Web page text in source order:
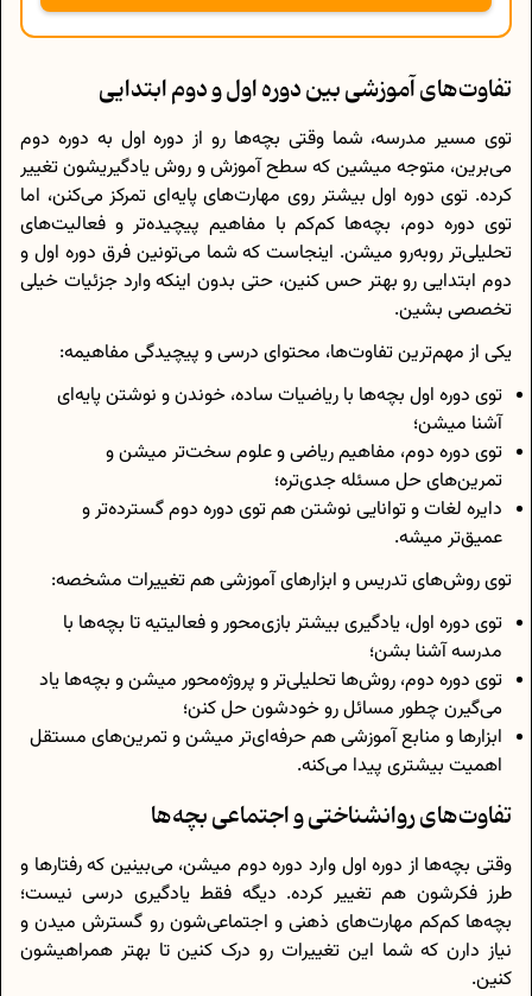
تفاوت‌های آموزشی بین دوره اول و دوم ابتدایی
توی مسیر مدرسه، شما وقتی بچه‌ها رو از دوره اول به دوره دوم
می‌برین، متوجه میشین که سطح آموزش و روش یادگیریشون تغییر
کرده. توی دوره اول بیشتر روی مهارت‌های پایه‌ای تمرکز می‌کنن، اما
توی دوره دوم، بچه‌ها کم‌کم با مفاهیم پیچیده‌تر و فعالیت‌های
تحلیلی‌تر روبه‌رو میشن. اینجاست که شما می‌تونین فرق دوره اول و
دوم ابتدایی رو بهتر حس کنین، حتی بدون اینکه وارد جزئیات خیلی
تخصصی بشین.
یکی از مهم‌ترین تفاوت‌ها، محتوای درسی و پیچیدگی مفاهیمه:
توی دوره اول بچه‌ها با ریاضیات ساده، خوندن و نوشتن پایه‌ای
آشنا میشن؛
توی دوره دوم، مفاهیم ریاضی و علوم سخت‌تر میشن و
تمرین‌های حل مسئله جدی‌تره؛
دایره لغات و توانایی نوشتن هم توی دوره دوم گسترده‌تر و
عمیق‌تر میشه.
توی روش‌های تدریس و ابزارهای آموزشی هم تغییرات مشخصه:
توی دوره اول، یادگیری بیشتر بازی‌محور و فعالیتیه تا بچه‌ها با
مدرسه آشنا بشن؛
توی دوره دوم، روش‌ها تحلیلی‌تر و پروژه‌محور میشن و بچه‌ها یاد
می‌گیرن چطور مسائل رو خودشون حل کنن؛
ابزارها و منابع آموزشی هم حرفه‌ای‌تر میشن و تمرین‌های مستقل
اهمیت بیشتری پیدا می‌کنه.
تفاوت‌های روانشناختی و اجتماعی بچه‌ها
وقتی بچه‌ها از دوره اول وارد دوره دوم میشن، می‌بینین که رفتارها و
طرز فکرشون هم تغییر کرده. دیگه فقط یادگیری درسی نیست؛
بچه‌ها کم‌کم مهارت‌های ذهنی و اجتماعی‌شون رو گسترش میدن و
نیاز دارن که شما این تغییرات رو درک کنین تا بهتر همراهیشون
کنین.